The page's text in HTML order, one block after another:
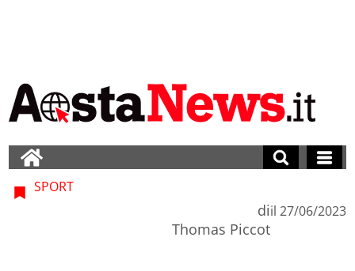
SPORT
di
Thomas Piccot
il 27/06/2023